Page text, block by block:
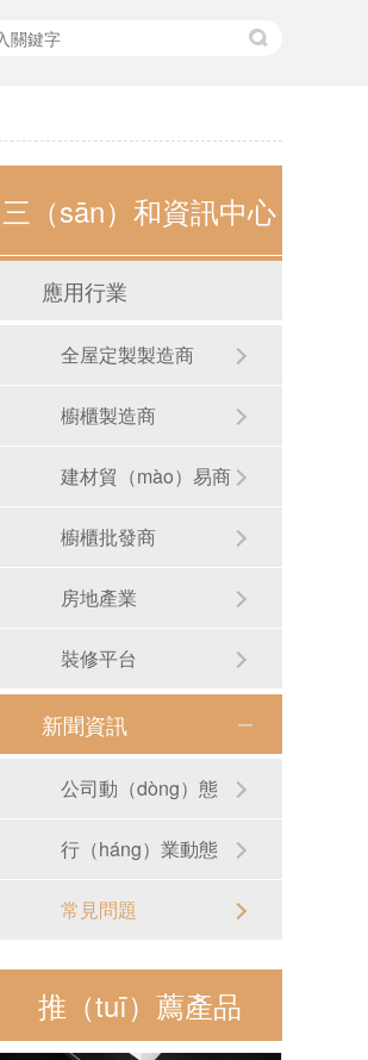
三（sān）和資訊中心
應用行業
全屋定製製造商
櫥櫃製造商
建材貿（mào）易商
櫥櫃批發商
房地產業
裝修平台
新聞資訊
公司動（dòng）態
行（háng）業動態
常見問題
推（tuī）薦產品